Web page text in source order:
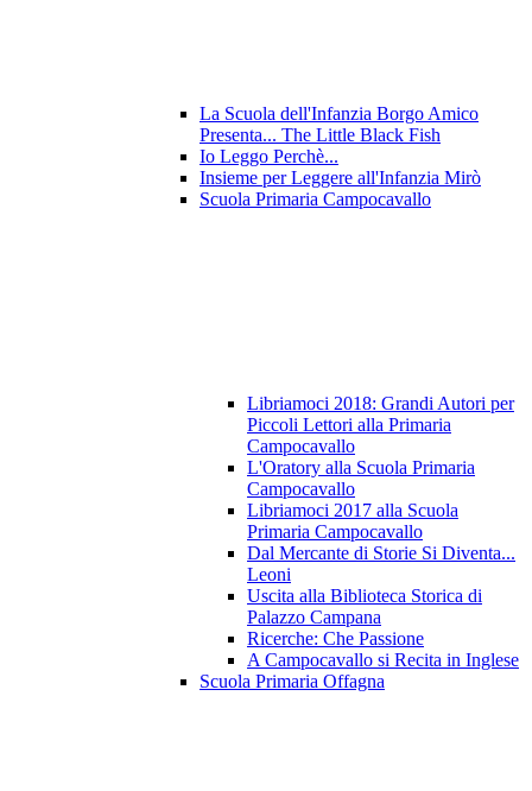
La Scuola dell'Infanzia Borgo Amico
Presenta... The Little Black Fish
Io Leggo Perchè...
Insieme per Leggere all'Infanzia Mirò
Scuola Primaria Campocavallo
Libriamoci 2018: Grandi Autori per
Piccoli Lettori alla Primaria
Campocavallo
L'Oratory alla Scuola Primaria
Campocavallo
Libriamoci 2017 alla Scuola
Primaria Campocavallo
Dal Mercante di Storie Si Diventa...
Leoni
Uscita alla Biblioteca Storica di
Palazzo Campana
Ricerche: Che Passione
A Campocavallo si Recita in Inglese
Scuola Primaria Offagna